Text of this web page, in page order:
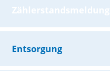
Zählerstandsmeldung
Entsorgung